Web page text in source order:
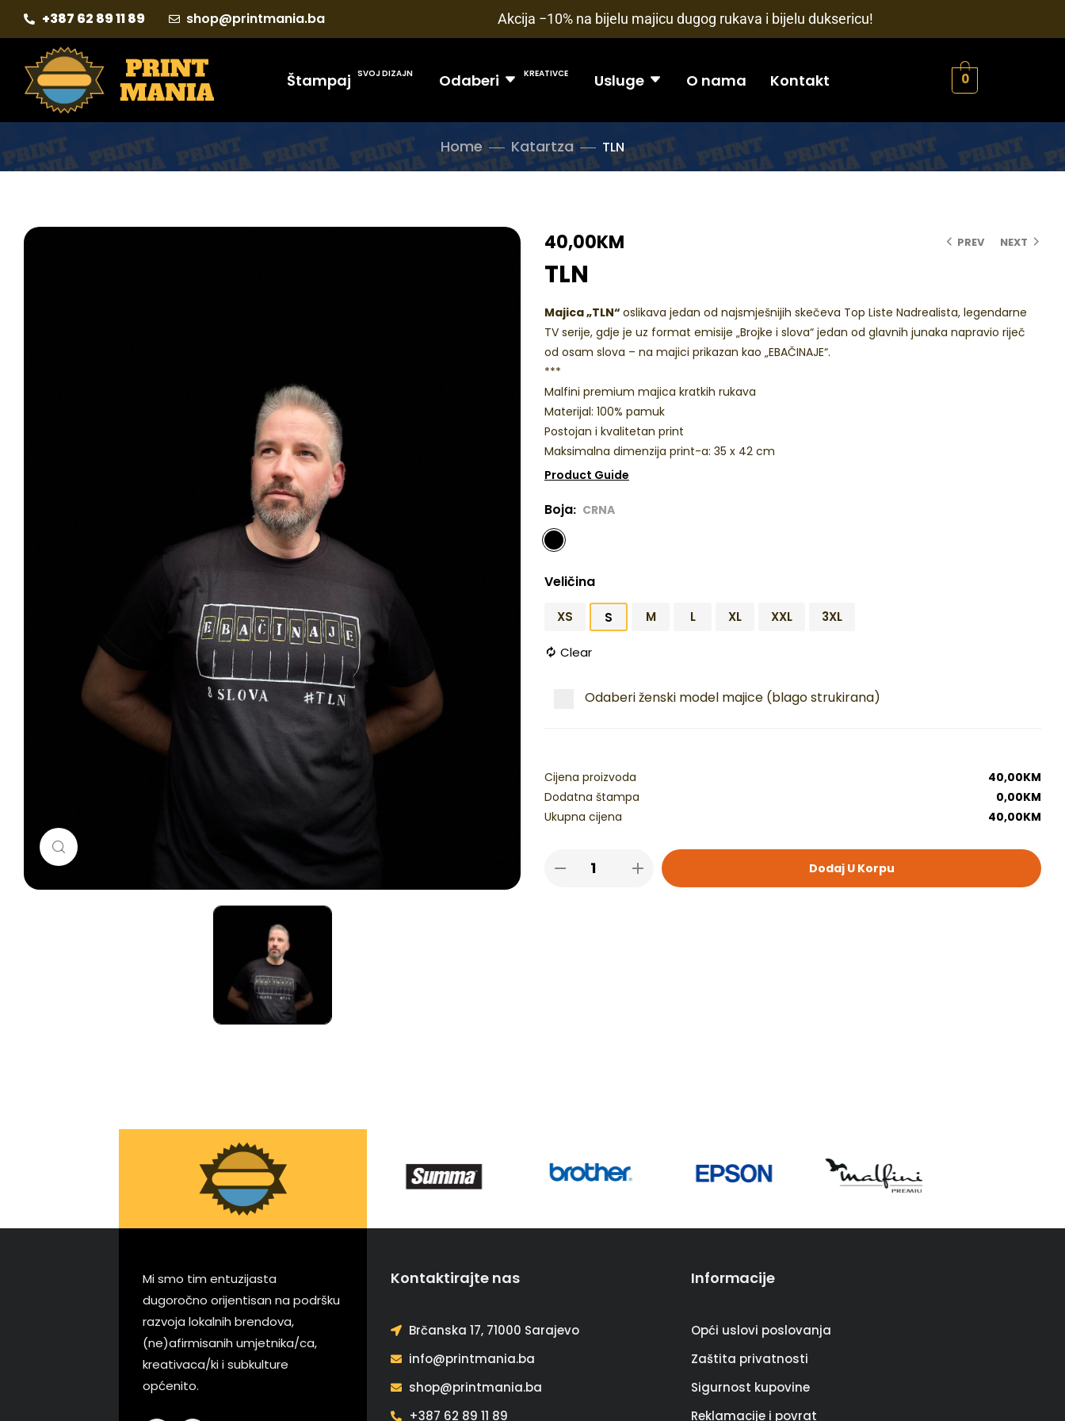
+387 62 89 11 89 shop@printmania.ba Akcija −10% na bijelu majicu dugog rukava i bijelu duksericu!
Štampaj SVOJ DIZAJN Odaberi KREATIVCE Usluge O nama Kontakt 0
Home Katartza TLN
PREV NEXT
40,00KM
TLN
Majica „TLN“ oslikava jedan od najsmješnijih skečeva Top Liste Nadrealista, legendarne
TV serije, gdje je uz format emisije „Brojke i slova“ jedan od glavnih junaka napravio riječ
od osam slova – na majici prikazan kao „EBAČINAJE“.
***
Malfini premium majica kratkih rukava
Materijal: 100% pamuk
Postojan i kvalitetan print
Maksimalna dimenzija print-a: 35 x 42 cm
Product Guide
Boja CRNA
Veličina
XS S M L XL XXL 3XL
Clear
Odaberi ženski model majice (blago strukirana)
Cijena proizvoda 40,00KM
Dodatna štampa
0,00KM
Ukupna cijena
40,00KM
Dodaj U Korpu
Mi smo tim entuzijasta
dugoročno orijentisan na podršku
razvoja lokalnih brendova,
(ne)afirmisanih umjetnika/ca,
kreativaca/ki i subkulture
općenito.
Kontaktirajte nas
Brčanska 17, 71000 Sarajevo
info@printmania.ba
shop@printmania.ba
+387 62 89 11 89
Informacije
Opći uslovi poslovanja
Zaštita privatnosti
Sigurnost kupovine
Reklamacije i povrat